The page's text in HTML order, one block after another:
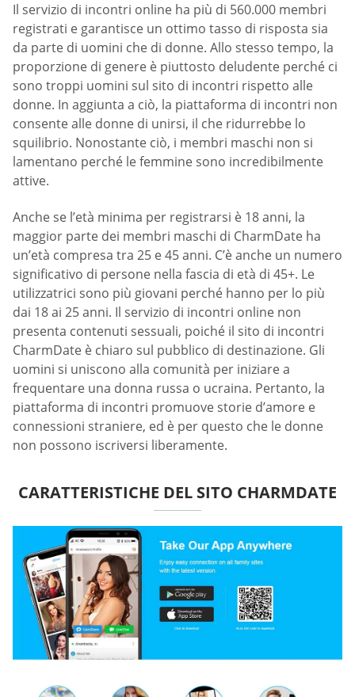
Il servizio di incontri online ha più di 560.000 membri
registrati e garantisce un ottimo tasso di risposta sia
da parte di uomini che di donne. Allo stesso tempo, la
proporzione di genere è piuttosto deludente perché ci
sono troppi uomini sul sito di incontri rispetto alle
donne. In aggiunta a ciò, la piattaforma di incontri non
consente alle donne di unirsi, il che ridurrebbe lo
squilibrio. Nonostante ciò, i membri maschi non si
lamentano perché le femmine sono incredibilmente
attive.
Anche se l’età minima per registrarsi è 18 anni, la
maggior parte dei membri maschi di CharmDate ha
un’età compresa tra 25 e 45 anni. C’è anche un numero
significativo di persone nella fascia di età di 45+. Le
utilizzatrici sono più giovani perché hanno per lo più
dai 18 ai 25 anni. Il servizio di incontri online non
presenta contenuti sessuali, poiché il sito di incontri
CharmDate è chiaro sul pubblico di destinazione. Gli
uomini si uniscono alla comunità per iniziare a
frequentare una donna russa o ucraina. Pertanto, la
piattaforma di incontri promuove storie d’amore e
connessioni straniere, ed è per questo che le donne
non possono iscriversi liberamente.
CARATTERISTICHE DEL SITO CHARMDATE